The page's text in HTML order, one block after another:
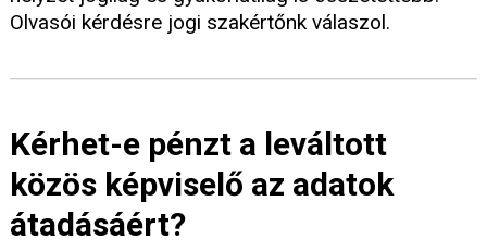
Olvasói kérdésre jogi szakértőnk válaszol.
Kérhet-e pénzt a leváltott
közös képviselő az adatok
átadásáért?